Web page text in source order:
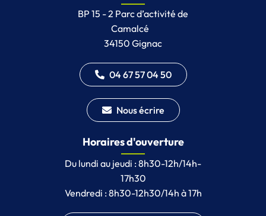
BP 15 - 2 Parc d’activité de
Camalcé
34150 Gignac
04 67 57 04 50
Nous écrire
Horaires d'ouverture
Du lundi au jeudi : 8h30-12h/14h-
17h30
Vendredi : 8h30-12h30/14h à 17h